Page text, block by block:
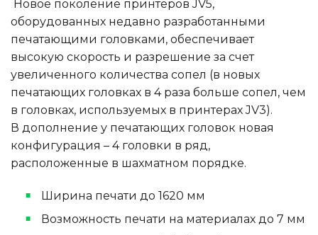
Новое поколение принтеров JV5,
оборудованных недавно разработанными
печатающими головками, обеспечивает
высокую скорость и разрешение за счет
увеличенного количества сопел (в новых
печатающих головках в 4 раза больше сопел, чем
в головках, используемых в принтерах JV3).
В дополнение у печатающих головок новая
конфигурация – 4 головки в ряд,
расположенные в шахматном порядке.
Ширина печати до 1620 мм
Возможность печати на материалах до 7 мм